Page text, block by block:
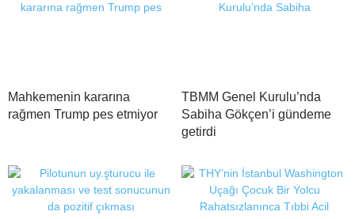
Mahkemenin kararına
rağmen Trump pes etmiyor
TBMM Genel Kurulu’nda
Sabiha Gökçen’i gündeme
getirdi